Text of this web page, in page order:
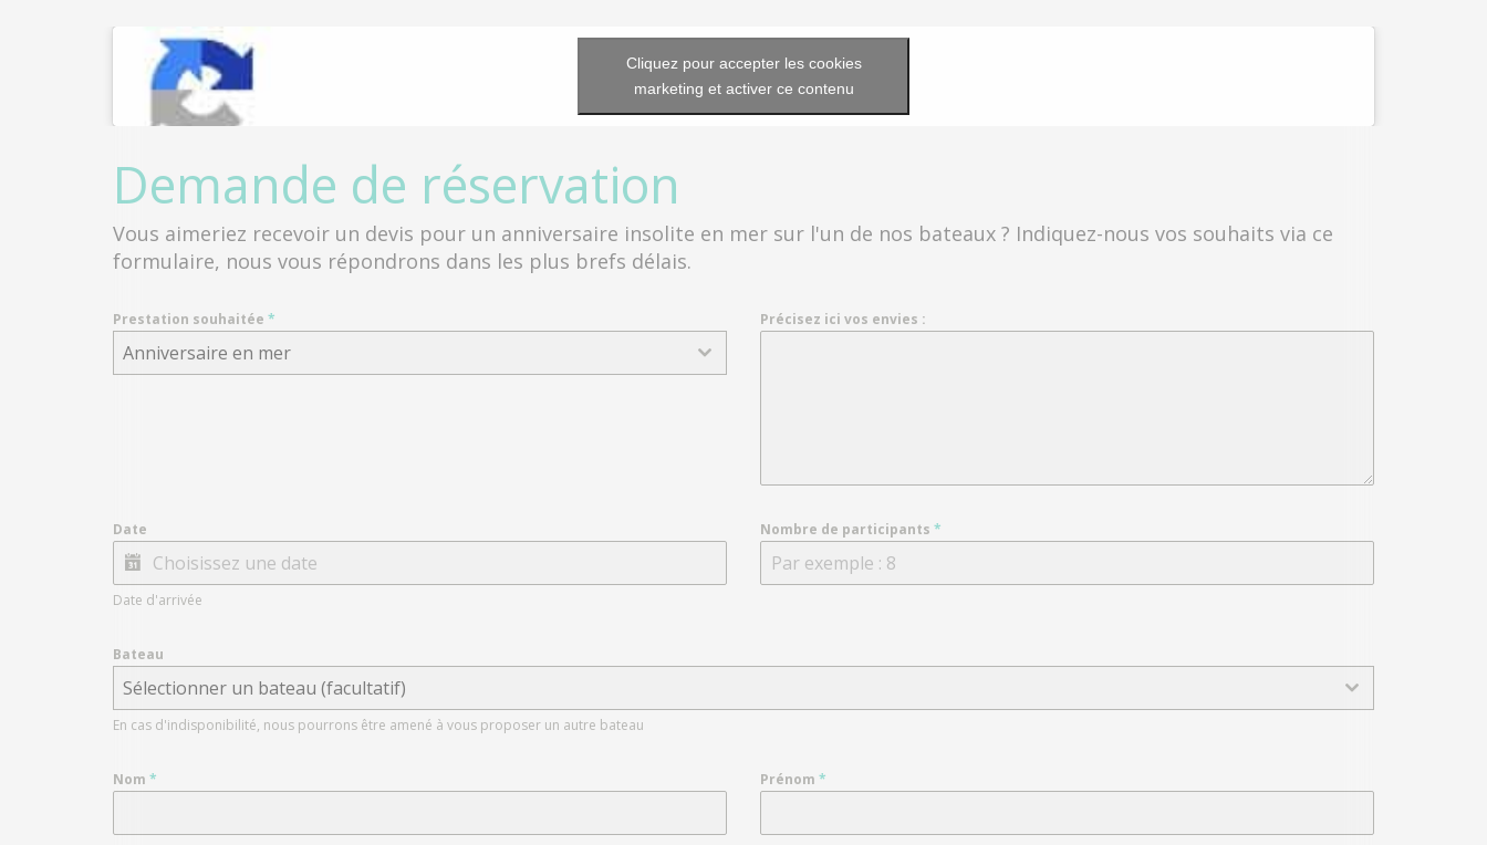
Cliquez pour accepter les cookies
marketing et activer ce contenu
Demande de réservation
Vous aimeriez recevoir un devis pour un anniversaire insolite en mer sur l'un de nos bateaux ? Indiquez-nous vos souhaits via ce
formulaire, nous vous répondrons dans les plus brefs délais.
Prestation souhaitée *
Anniversaire en mer
Précisez ici vos envies :
Date
Date d'arrivée
Nombre de participants *
Bateau
Sélectionner un bateau (facultatif)
En cas d'indisponibilité, nous pourrons être amené à vous proposer un autre bateau
Nom * Prénom *